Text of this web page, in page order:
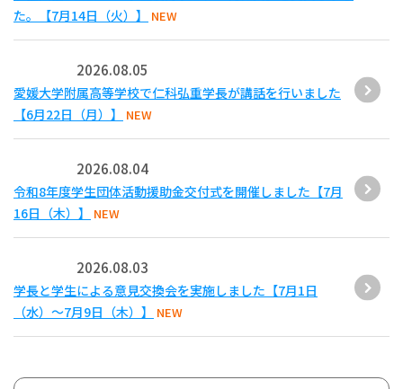
た。【7月14日（火）】
NEW
2026.08.05
愛媛大学附属高等学校で仁科弘重学長が講話を行いました
【6月22日（月）】
NEW
2026.08.04
令和8年度学生団体活動援助金交付式を開催しました【7月
16日（木）】
NEW
2026.08.03
学長と学生による意見交換会を実施しました【7月1日
（水）～7月9日（木）】
NEW